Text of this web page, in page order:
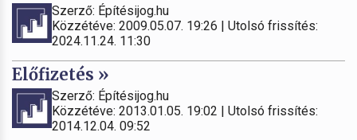
Szerző: Építésijog.hu
Közzétéve: 2009.05.07. 19:26 | Utolsó frissítés:
2024.11.24. 11:30
Előfizetés »
Szerző: Építésijog.hu
Közzétéve: 2013.01.05. 19:02 | Utolsó frissítés:
2014.12.04. 09:52